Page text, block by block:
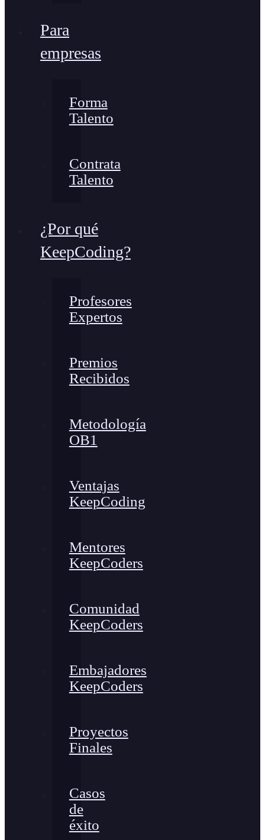
Para
empresas
Forma
Talento
Contrata
Talento
¿Por qué
KeepCoding?
Profesores
Expertos
Premios
Recibidos
Metodología
OB1
Ventajas
KeepCoding
Mentores
KeepCoders
Comunidad
KeepCoders
Embajadores
KeepCoders
Proyectos
Finales
Casos
de
éxito